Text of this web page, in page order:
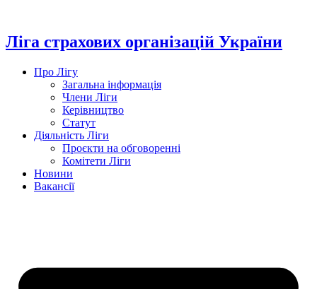
вмісту
Ліга страхових організацій України
Про Лігу
Загальна інформація
Члени Ліги
Керівництво
Статут
Діяльність Ліги
Проєкти на обговоренні
Комітети Ліги
Новини
Вакансії